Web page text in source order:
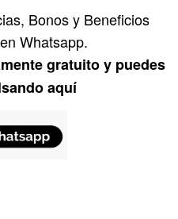
Bonos y Beneficios
Whatsapp.
gratuito y puedes
aquí